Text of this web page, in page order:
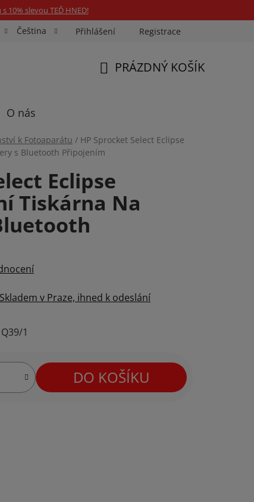
10% slevou TEĎ HNED!
Neony na míru Průkazové Foto
Čeština Přihlášení Registrace
PRÁZDNÝ KOŠÍK
O nás
k Fotoaparátu / HP Sprocket Select Eclipse
s Bluetooth Připojením
Eclipse
Tiskárna Na
Skladem v Praze, ihned k odeslání
Q39/1
DO KOŠÍKU